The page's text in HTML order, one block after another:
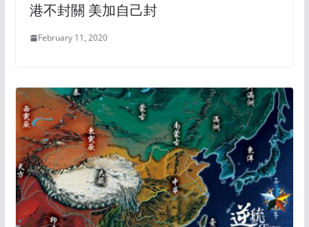
港不封關 美加自己封
February 11, 2020